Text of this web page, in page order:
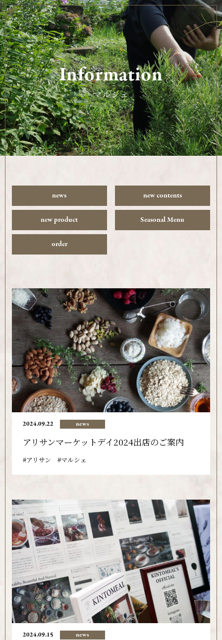
Information
マルシェ
news new contents
new product Seasonal Menu
order
2024.09.22 news
アリサンマーケットデイ2024出店のご案内
アリサン マルシェ
2024.09.15 news